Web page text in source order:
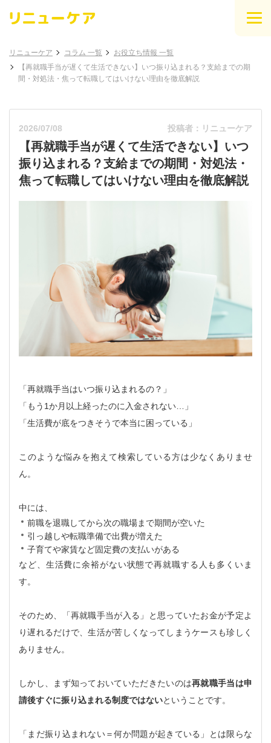
リニューケア コラム 一覧
お役立ち情報 一覧
【再就職手当が遅くて生活できない】いつ振り込まれる？支給までの期
間・対処法・焦って転職してはいけない理由を徹底解説
2026/07/08 投稿者：リニューケア
【再就職手当が遅くて生活できない】いつ
振り込まれる？支給までの期間・対処法・
焦って転職してはいけない理由を徹底解説
「再就職手当はいつ振り込まれるの？」
「もう1か月以上経ったのに入金されない…」
「生活費が底をつきそうで本当に困っている」
このような悩みを抱えて検索している方は少なくありませ
ん。
中には、
前職を退職してから次の職場まで期間が空いた
引っ越しや転職準備で出費が増えた
子育てや家賃など固定費の支払いがある
など、生活費に余裕がない状態で再就職する人も多くいま
す。
そのため、「再就職手当が入る」と思っていたお金が予定よ
り遅れるだけで、生活が苦しくなってしまうケースも珍しく
ありません。
しかし、まず知っておいていただきたいのは再就職手当は申
請後すぐに振り込まれる制度ではないということです。
「まだ振り込まれない＝何か問題が起きている」とは限らな